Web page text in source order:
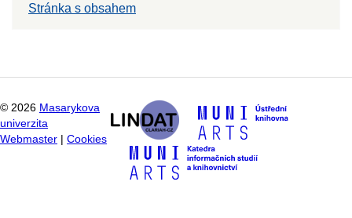
Stránka s obsahem
© 2026 Masarykova
univerzita
Webmaster
Cookies